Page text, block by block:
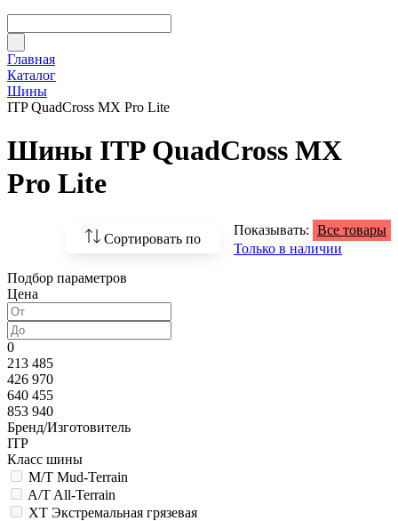
Главная
Каталог
Шины
ITP QuadCross MX Pro Lite
Шины ITP QuadCross MX
Pro Lite
Сортировать по
По возрастанию
По популярности
Показывать: Все товары
Только в наличии
Подбор параметров
Цена
0
213 485
426 970
640 455
853 940
Бренд/Изготовитель
ITP
Класс шины
M/T Mud-Terrain
A/T All-Terrain
XT Экстремальная грязевая